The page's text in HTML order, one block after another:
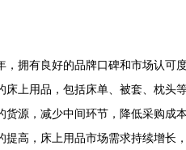
拥有良好的品牌口碑和市场认可
上用品，包括床单、被套、枕头
源，减少中间环节，降低采购成
高，床上用品市场需求持续增长